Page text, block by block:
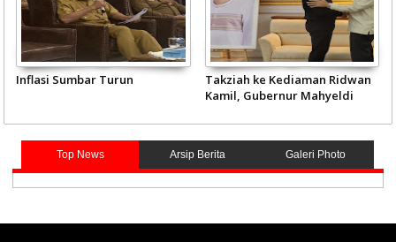
Inflasi Sumbar Turun
Takziah ke Kediaman Ridwan
Kamil, Gubernur Mahyeldi
Top News Arsip Berita Galeri Photo